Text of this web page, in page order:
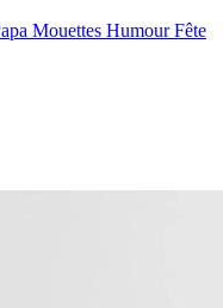
Mouettes Humour Fête